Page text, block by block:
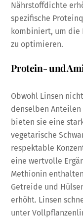
Nährstoffdichte
spezifische
kombiniert, um die
zu optimieren.
Protein- und
Obwohl Linsen
denselben
bieten sie eine
vegetarische
respektable
eine wertvolle
Methionin
Getreide und
erhöht. Linsen
unter